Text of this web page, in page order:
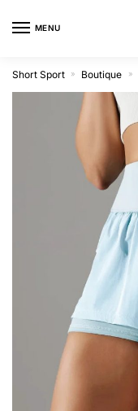
MENU
Short Sport » Boutique »